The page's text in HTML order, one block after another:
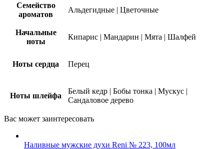
Семейство
ароматов
Альдегидные | Цветочные
Начальные
ноты
Кипарис | Мандарин | Мята | Шалфей
Ноты сердца Перец
Ноты шлейфа
Белый кедр | Бобы тонка | Мускус |
Сандаловое дерево
Вас может заинтересовать
Наливные мужские духи Reni № 223, 100мл